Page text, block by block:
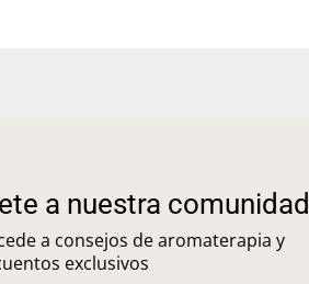
a nuestra comunidad
a consejos de aromaterapia y
exclusivos